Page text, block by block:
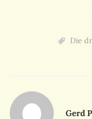
Die
Gerd